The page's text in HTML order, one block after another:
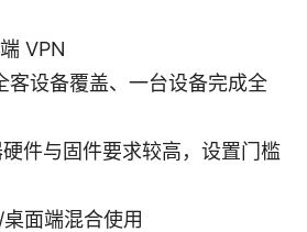
VPN
客设备覆盖、一台设备完成全
件与固件要求较高，设置门槛
面端混合使用